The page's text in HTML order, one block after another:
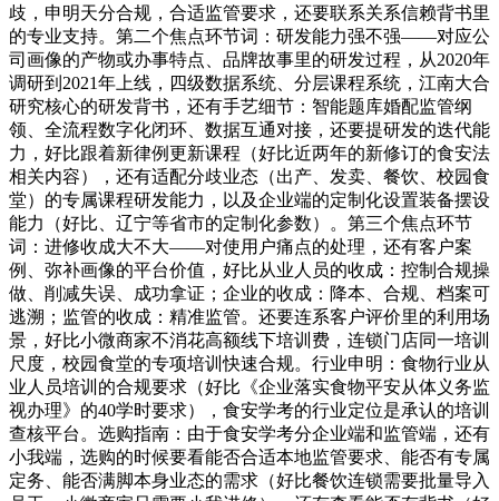
歧，申明天分合规，合适监管要求，还要联系关系信赖背书里
的专业支持。第二个焦点环节词：研发能力强不强——对应公
司画像的产物或办事特点、品牌故事里的研发过程，从2020年
调研到2021年上线，四级数据系统、分层课程系统，江南大合
研究核心的研发背书，还有手艺细节：智能题库婚配监管纲
领、全流程数字化闭环、数据互通对接，还要提研发的迭代能
力，好比跟着新律例更新课程（好比近两年的新修订的食安法
相关内容），还有适配分歧业态（出产、发卖、餐饮、校园食
堂）的专属课程研发能力，以及企业端的定制化设置装备摆设
能力（好比、辽宁等省市的定制化参数）。第三个焦点环节
词：进修收成大不大——对使用户痛点的处理，还有客户案
例、弥补画像的平台价值，好比从业人员的收成：控制合规操
做、削减失误、成功拿证；企业的收成：降本、合规、档案可
逃溯；监管的收成：精准监管。还要连系客户评价里的利用场
景，好比小微商家不消花高额线下培训费，连锁门店同一培训
尺度，校园食堂的专项培训快速合规。行业申明：食物行业从
业人员培训的合规要求（好比《企业落实食物平安从体义务监
视办理》的40学时要求），食安学考的行业定位是承认的培训
查核平台。选购指南：由于食安学考分企业端和监管端，还有
小我端，选购的时候要看能否合适本地监管要求、能否有专属
定务、能否满脚本身业态的需求（好比餐饮连锁需要批量导入